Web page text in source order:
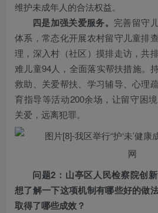
维护未成年人的合法权益。
四是加强关爱服务。 完善留守
体系，常态化开展农村留守儿童排
理，深入村（社区）摸排走访，共
难儿童94人，全面落实帮扶措施。
救助、关爱帮扶、学习辅导、心理
育指导等活动200余场，让留守困
关爱，远离犯罪。
问题2：山亭区人民检察院创
想了解一下这项机制有哪些好的做
取得了哪些成效？